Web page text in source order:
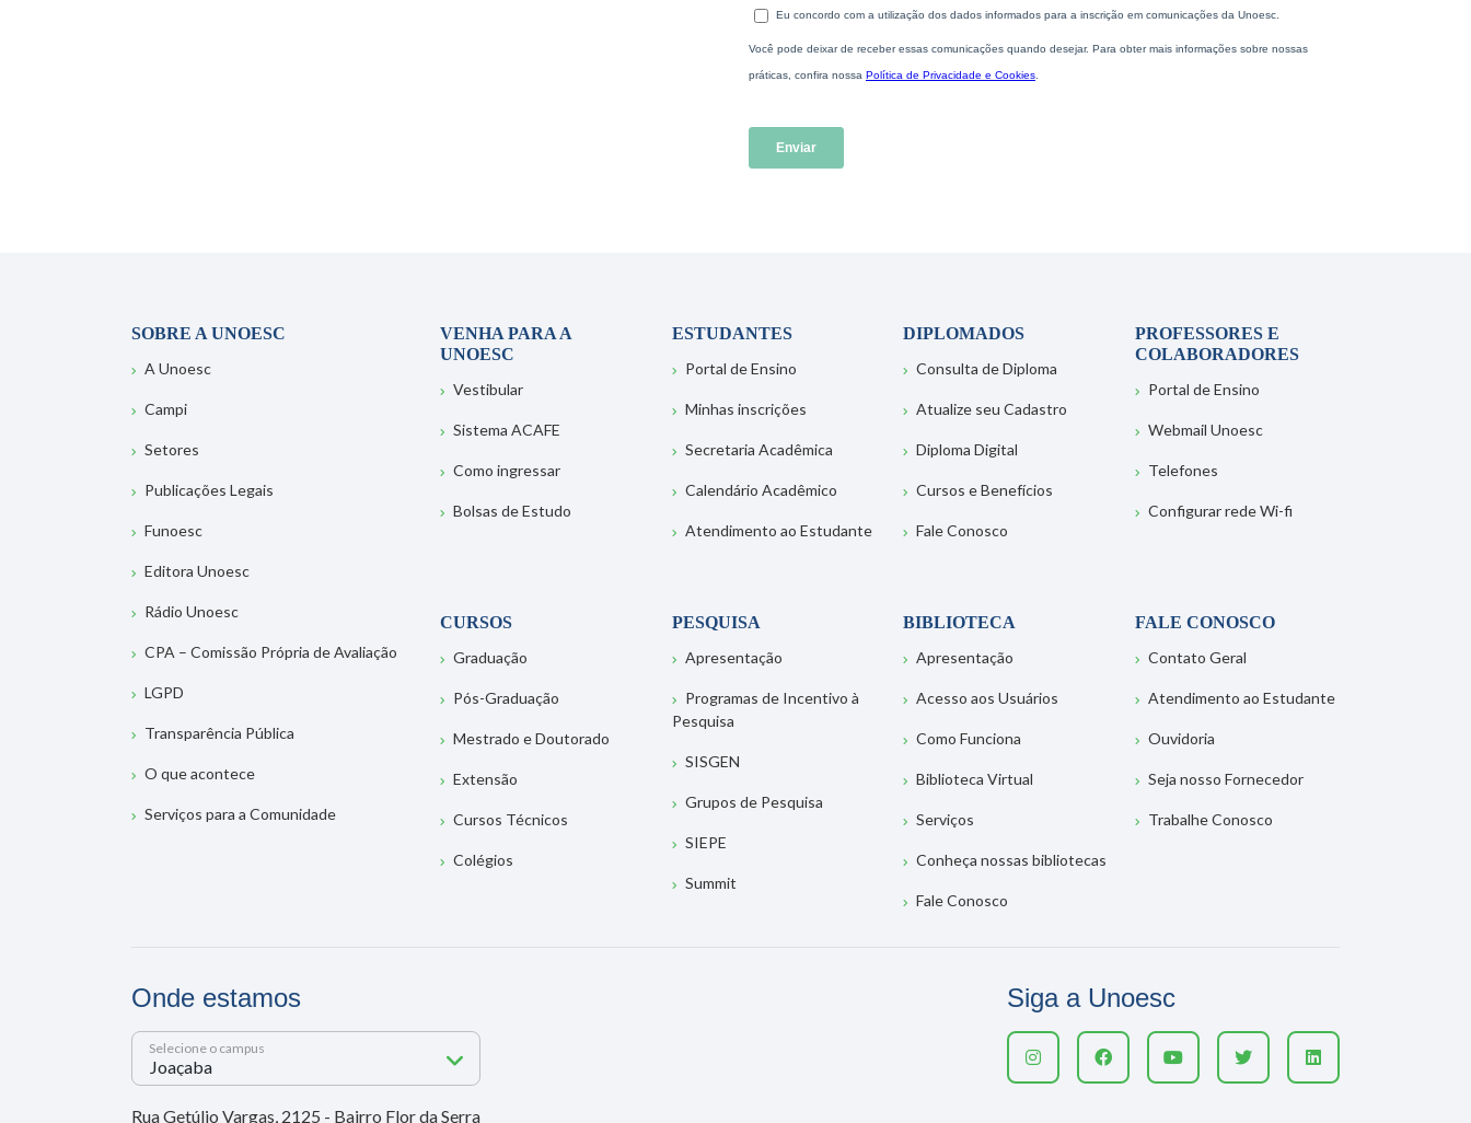
SOBRE A UNOESC
A Unoesc
Campi
Setores
Publicações Legais
Funoesc
Editora Unoesc
Rádio Unoesc
CPA – Comissão Própria de Avaliação
LGPD
Transparência Pública
O que acontece
Serviços para a Comunidade
VENHA PARA A
UNOESC
Vestibular
Sistema ACAFE
Como ingressar
Bolsas de Estudo
ESTUDANTES
Portal de Ensino
Minhas inscrições
Secretaria Acadêmica
Calendário Acadêmico
Atendimento ao Estudante
DIPLOMADOS
Consulta de Diploma
Atualize seu Cadastro
Diploma Digital
Cursos e Benefícios
Fale Conosco
PROFESSORES E
COLABORADORES
Portal de Ensino
Webmail Unoesc
Telefones
Configurar rede Wi-fi
CURSOS
Graduação
Pós-Graduação
Mestrado e Doutorado
Extensão
Cursos Técnicos
Colégios
PESQUISA
Apresentação
Programas de Incentivo à
Pesquisa
SISGEN
Grupos de Pesquisa
SIEPE
Summit
BIBLIOTECA
Apresentação
Acesso aos Usuários
Como Funciona
Biblioteca Virtual
Serviços
Conheça nossas bibliotecas
Fale Conosco
FALE CONOSCO
Contato Geral
Atendimento ao Estudante
Ouvidoria
Seja nosso Fornecedor
Trabalhe Conosco
Onde estamos
Selecione o campus
Rua Getúlio Vargas, 2125 - Bairro Flor da Serra
Siga a Unoesc